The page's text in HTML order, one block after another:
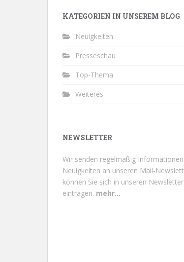
KATEGORIEN IN UNSEREM BLOG
Neuigkeiten
Presseschau
Top-Thema
Weiteres
NEWSLETTER
Wir senden regelmäßig
Neuigkeiten an unseren Mail-
können Sie sich in unseren Newsletter
eintragen. mehr...